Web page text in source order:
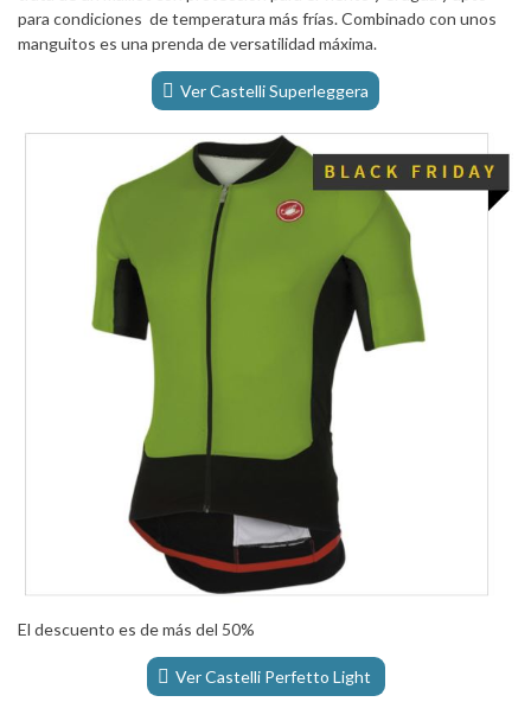
para condiciones de temperatura más frías. Combinado con unos
manguitos es una prenda de versatilidad máxima.
Ver Castelli Superleggera
El descuento es de más del 50%
Ver Castelli Perfetto Light